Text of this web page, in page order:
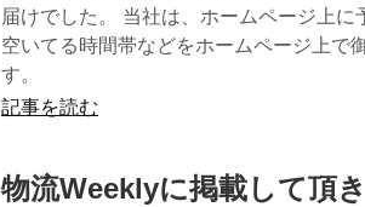
届けでした。 当社は、ホームページ上に
空いてる時間帯などをホームページ上で
す。
記事を読む
物流Weeklyに掲載して頂き